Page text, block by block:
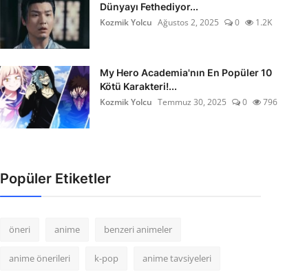
Dünyayı Fethediyor...
Kozmik Yolcu Ağustos 2, 2025 0 1.2K
My Hero Academia'nın En Popüler 10
Kötü Karakteri!...
Kozmik Yolcu Temmuz 30, 2025 0 796
Popüler Etiketler
öneri anime benzeri animeler
anime önerileri k-pop anime tavsiyeleri